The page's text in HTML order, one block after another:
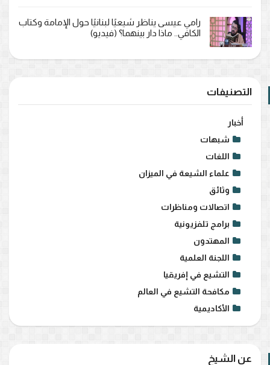
رامي عيسى يناظر شيعيًا لبنانيًا حول الإمامة وكتاب
الكافي.. ماذا دار بينهما؟ (فيديو)
التصنيفات
أخبار
شبهات
اللغات
علماء الشيعة في الميزان
وثائق
اتصالات ومناظرات
برامج تلفزيونية
المهتدون
اللجنة العلمية
التشيع في إفريقيا
مكافحة التشيع في العالم
الأكاديمية
عن الشيخ